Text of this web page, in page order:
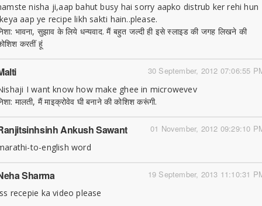
nisha ji,aap bahut busy hai sorry aapko distrub ker rehi hun
aap ye recipe likh sakti hain..please.
भावना, सुझाव के लिये धन्यवाद. मैं बहुत जल्दी ही इसे स्लाइड की जगह लिखने की
करतीं हूं
30 September, 2012 07:06:55
I want know how make ghee in microwevev
मालती, मैं माइक्रोवेव घी बनाने की कोशिश करूंगी.
01 November, 2012 09:29:10
Ankush Sawant
to-english word
19 September, 2013 11:10:31
Sharma
recepie ka video please